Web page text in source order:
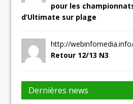
pour les
d’Ultimate sur plage
http://
Retour 12/13 N3
Dernières news